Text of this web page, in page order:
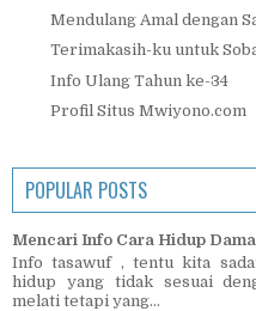
Mendulang Amal dengan
Terimakasih-ku untuk
Info Ulang Tahun ke-34
Profil Situs Mwiyono.com
POPULAR POSTS
Mencari Info Cara Hidup
Info tasawuf , tentu kita
hidup yang tidak sesuai
melati tetapi yang...